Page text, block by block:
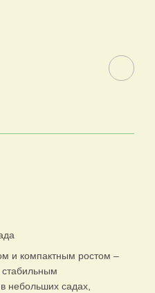
и компактным ростом –
небольших садах,